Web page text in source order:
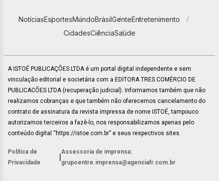
NotíciasEsportesMundoBrasilGenteEntretenimento
CidadesCiênciaSaúde
A ISTOÉ PUBLICAÇÕES LTDA é um portal digital independente e sem
vinculação editorial e societária com a EDITORA TRES COMÉRCIO DE
PUBLICACÕES LTDA (recuperação judicial). Informamos também que não
realizamos cobranças e que também não oferecemos cancelamento do
contrato de assinatura da revista impressa de nome ISTOÉ, tampouco
autorizamos terceiros a fazê-lo, nos responsabilizamos apenas pelo
conteúdo digital “https://istoe.com.br” e seus respectivos sites.
Política de
Privacidade
Assessoria de imprensa:
grupoentre.imprensa@agenciafr.com.br